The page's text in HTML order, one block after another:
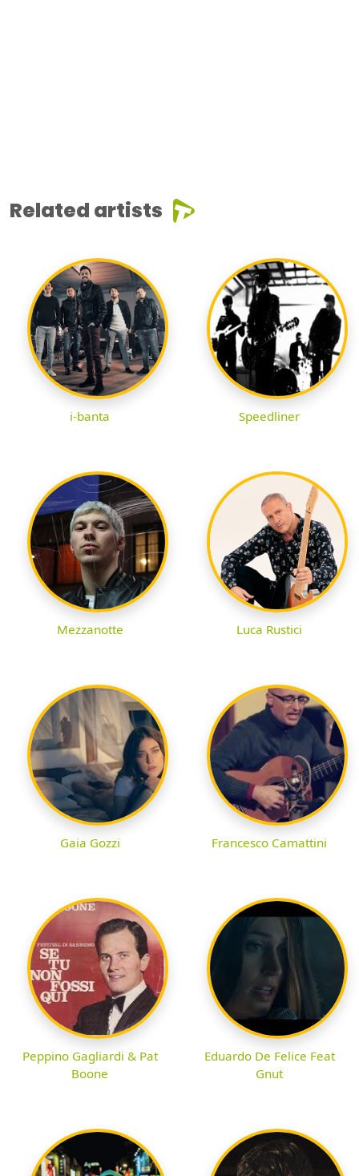
Related artists
i-banta Speedliner
Mezzanotte Luca Rustici
Gaia Gozzi Francesco Camattini
Peppino Gagliardi & Pat
Boone
Eduardo De Felice Feat
Gnut